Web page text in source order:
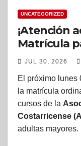
UNCATEGORIZED
¡Atención
Matrícula
inicia el
JUL 30, 2026
El próximo lunes
la matrícula
cursos de la
Costarricense
adultas mayores.